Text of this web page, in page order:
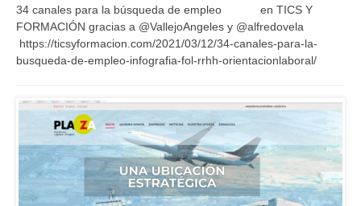
34 canales para la búsqueda de empleo en TICS Y
FORMACIÓN gracias a @VallejoAngeles y @alfredovela
https://ticsyformacion.com/2021/03/12/34-canales-para-la-
busqueda-de-empleo-infografia-fol-rrhh-orientacionlaboral/